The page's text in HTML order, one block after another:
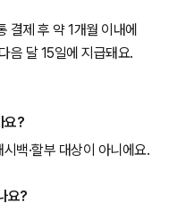
결제 후 약 1개월 이내에
음 달 15일에 지급돼요.
요?
백·할부 대상이 아니에요.
요?